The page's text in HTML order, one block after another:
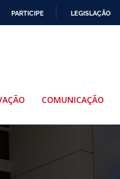
PARTICIPE LEGISLAÇÃO
COMUNICAÇÃO